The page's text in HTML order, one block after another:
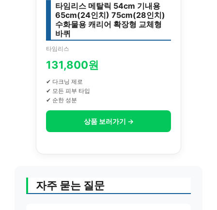
타임리스 메탈릭 54cm 기내용
65cm(24인치) 75cm(28인치)
수화물용 캐리어 확장형 교체형
바퀴
타임리스
131,800원
✔ 다크닝 제로
✔ 모든 피부 타입
✔ 순한 성분
상품 보러가기 →
자주 묻는 질문